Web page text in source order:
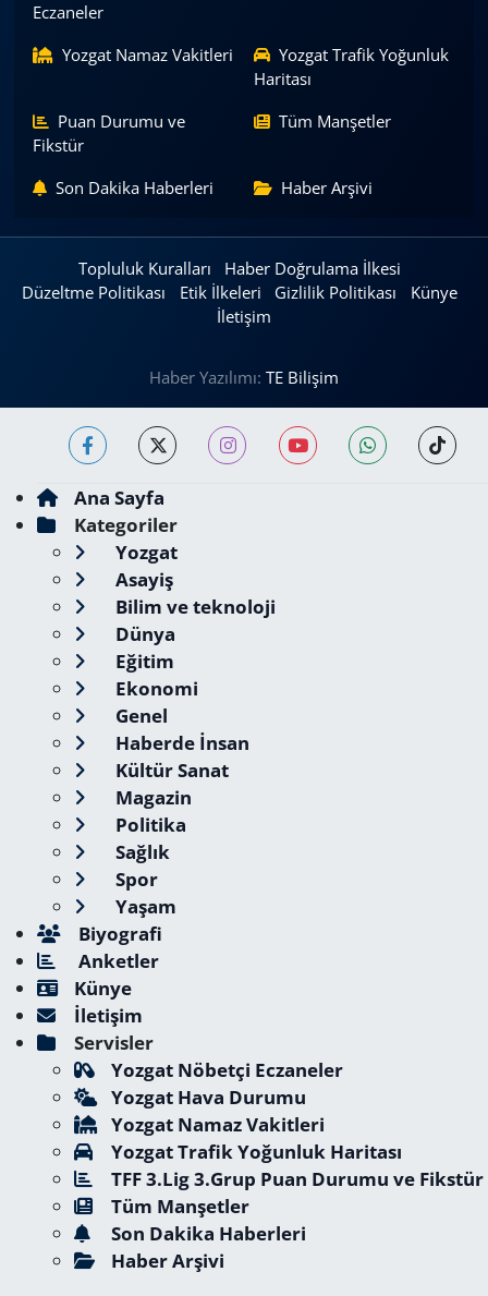
Eczaneler
Yozgat Namaz Vakitleri
Yozgat Trafik Yoğunluk
Haritası
Puan Durumu ve
Fikstür
Tüm Manşetler
Son Dakika Haberleri Haber Arşivi
Topluluk Kuralları
Haber Doğrulama İlkesi
Düzeltme Politikası
Etik İlkeleri Gizlilik Politikası
Künye
İletişim
Haber Yazılımı: TE Bilişim
Ana Sayfa
Kategoriler
Yozgat
Asayiş
Bilim ve teknoloji
Dünya
Eğitim
Ekonomi
Genel
Haberde İnsan
Kültür Sanat
Magazin
Politika
Sağlık
Spor
Yaşam
Biyografi
Anketler
Künye
İletişim
Servisler
Yozgat Nöbetçi Eczaneler
Yozgat Hava Durumu
Yozgat Namaz Vakitleri
Yozgat Trafik Yoğunluk Haritası
TFF 3.Lig 3.Grup Puan Durumu ve Fikstür
Tüm Manşetler
Son Dakika Haberleri
Haber Arşivi